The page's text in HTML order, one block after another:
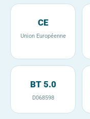
CE
Union Européenne
BT 5.0
D068598